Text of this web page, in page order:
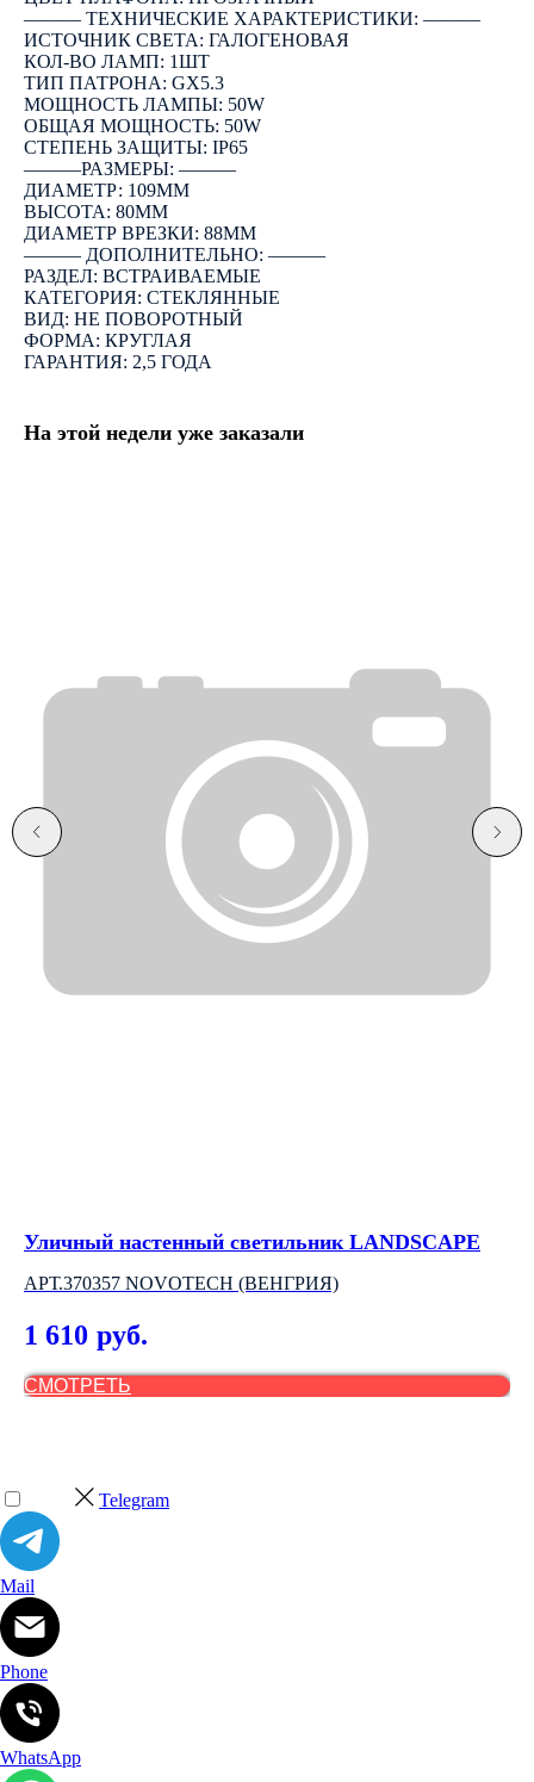
――― ТЕХНИЧЕСКИЕ ХАРАКТЕРИСТИКИ: ―――
ИСТОЧНИК СВЕТА: ГАЛОГЕНОВАЯ
КОЛ-ВО ЛАМП: 1ШТ
ТИП ПАТРОНА: GX5.3
МОЩНОСТЬ ЛАМПЫ: 50W
ОБЩАЯ МОЩНОСТЬ: 50W
СТЕПЕНЬ ЗАЩИТЫ: IP65
―――РАЗМЕРЫ: ―――
ДИАМЕТР: 109ММ
ВЫСОТА: 80ММ
ДИАМЕТР ВРЕЗКИ: 88ММ
――― ДОПОЛНИТЕЛЬНО: ―――
РАЗДЕЛ: ВСТРАИВАЕМЫЕ
КАТЕГОРИЯ: СТЕКЛЯННЫЕ
ВИД: НЕ ПОВОРОТНЫЙ
ФОРМА: КРУГЛАЯ
ГАРАНТИЯ: 2,5 ГОДА
На этой недели уже заказали
Уличный настенный светильник LANDSCAPE
АРТ.370357 NOVOTECH (ВЕНГРИЯ)
1 610 руб.
СМОТРЕТЬ
Telegram
Mail
Phone
WhatsApp